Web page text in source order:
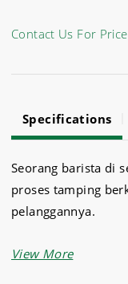
Contact Us For Price
Specifications
Seorang barista di
proses tamping
pelanggannya.
Untuk